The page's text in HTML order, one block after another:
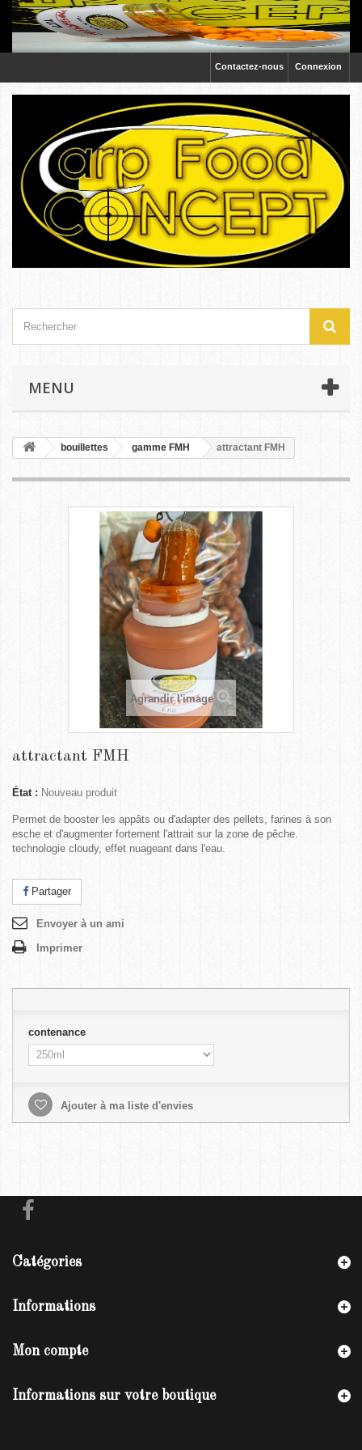
Connexion
Contactez-nous
MENU
bouillettes gamme FMH attractant FMH
Agrandir l'image
attractant FMH
État : Nouveau produit
Permet de booster les appâts ou d'adapter des pellets, farines à son
esche et d'augmenter fortement l'attrait sur la zone de pêche.
technologie cloudy, effet nuageant dans l'eau.
Partager
Envoyer à un ami
Imprimer
contenance
Ajouter à ma liste d'envies
Catégories
Informations
Mon compte
Informations sur votre boutique